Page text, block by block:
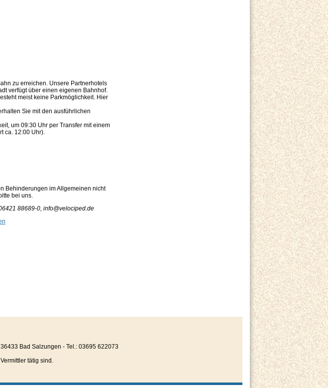
zu erreichen. Unsere Partnerhotels
verfügt über einen eigenen Bahnhof.
meist keine Parkmöglichkeit. Hier
Sie mit den ausführlichen
um 09:30 Uhr per Transfer mit einem
ca. 12:00 Uhr).
Behinderungen im Allgemeinen nicht
bei uns.
88689-0, info@velociped.de
Bad Salzungen - Tel.: 03695 622073
tätig sind.